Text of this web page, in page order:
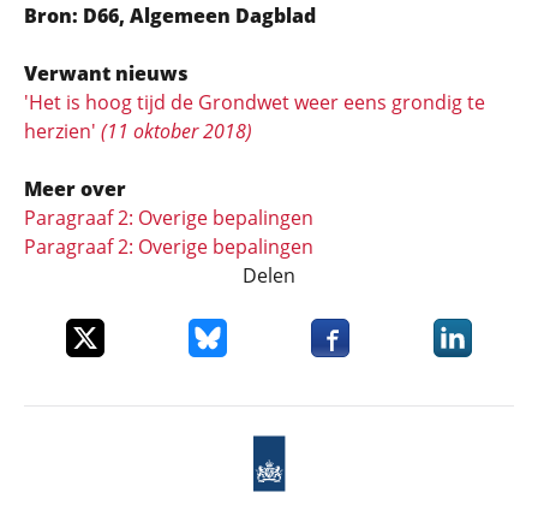
Bron: D66, Algemeen Dagblad
Verwant nieuws
'Het is hoog tijd de Grondwet weer eens grondig te
herzien' (11 oktober 2018)
Meer over
Paragraaf 2: Overige bepalingen
Paragraaf 2: Overige bepalingen
Delen
Deel dit item op XDeel dit item op Bluesky
Deel dit item opDeel dit